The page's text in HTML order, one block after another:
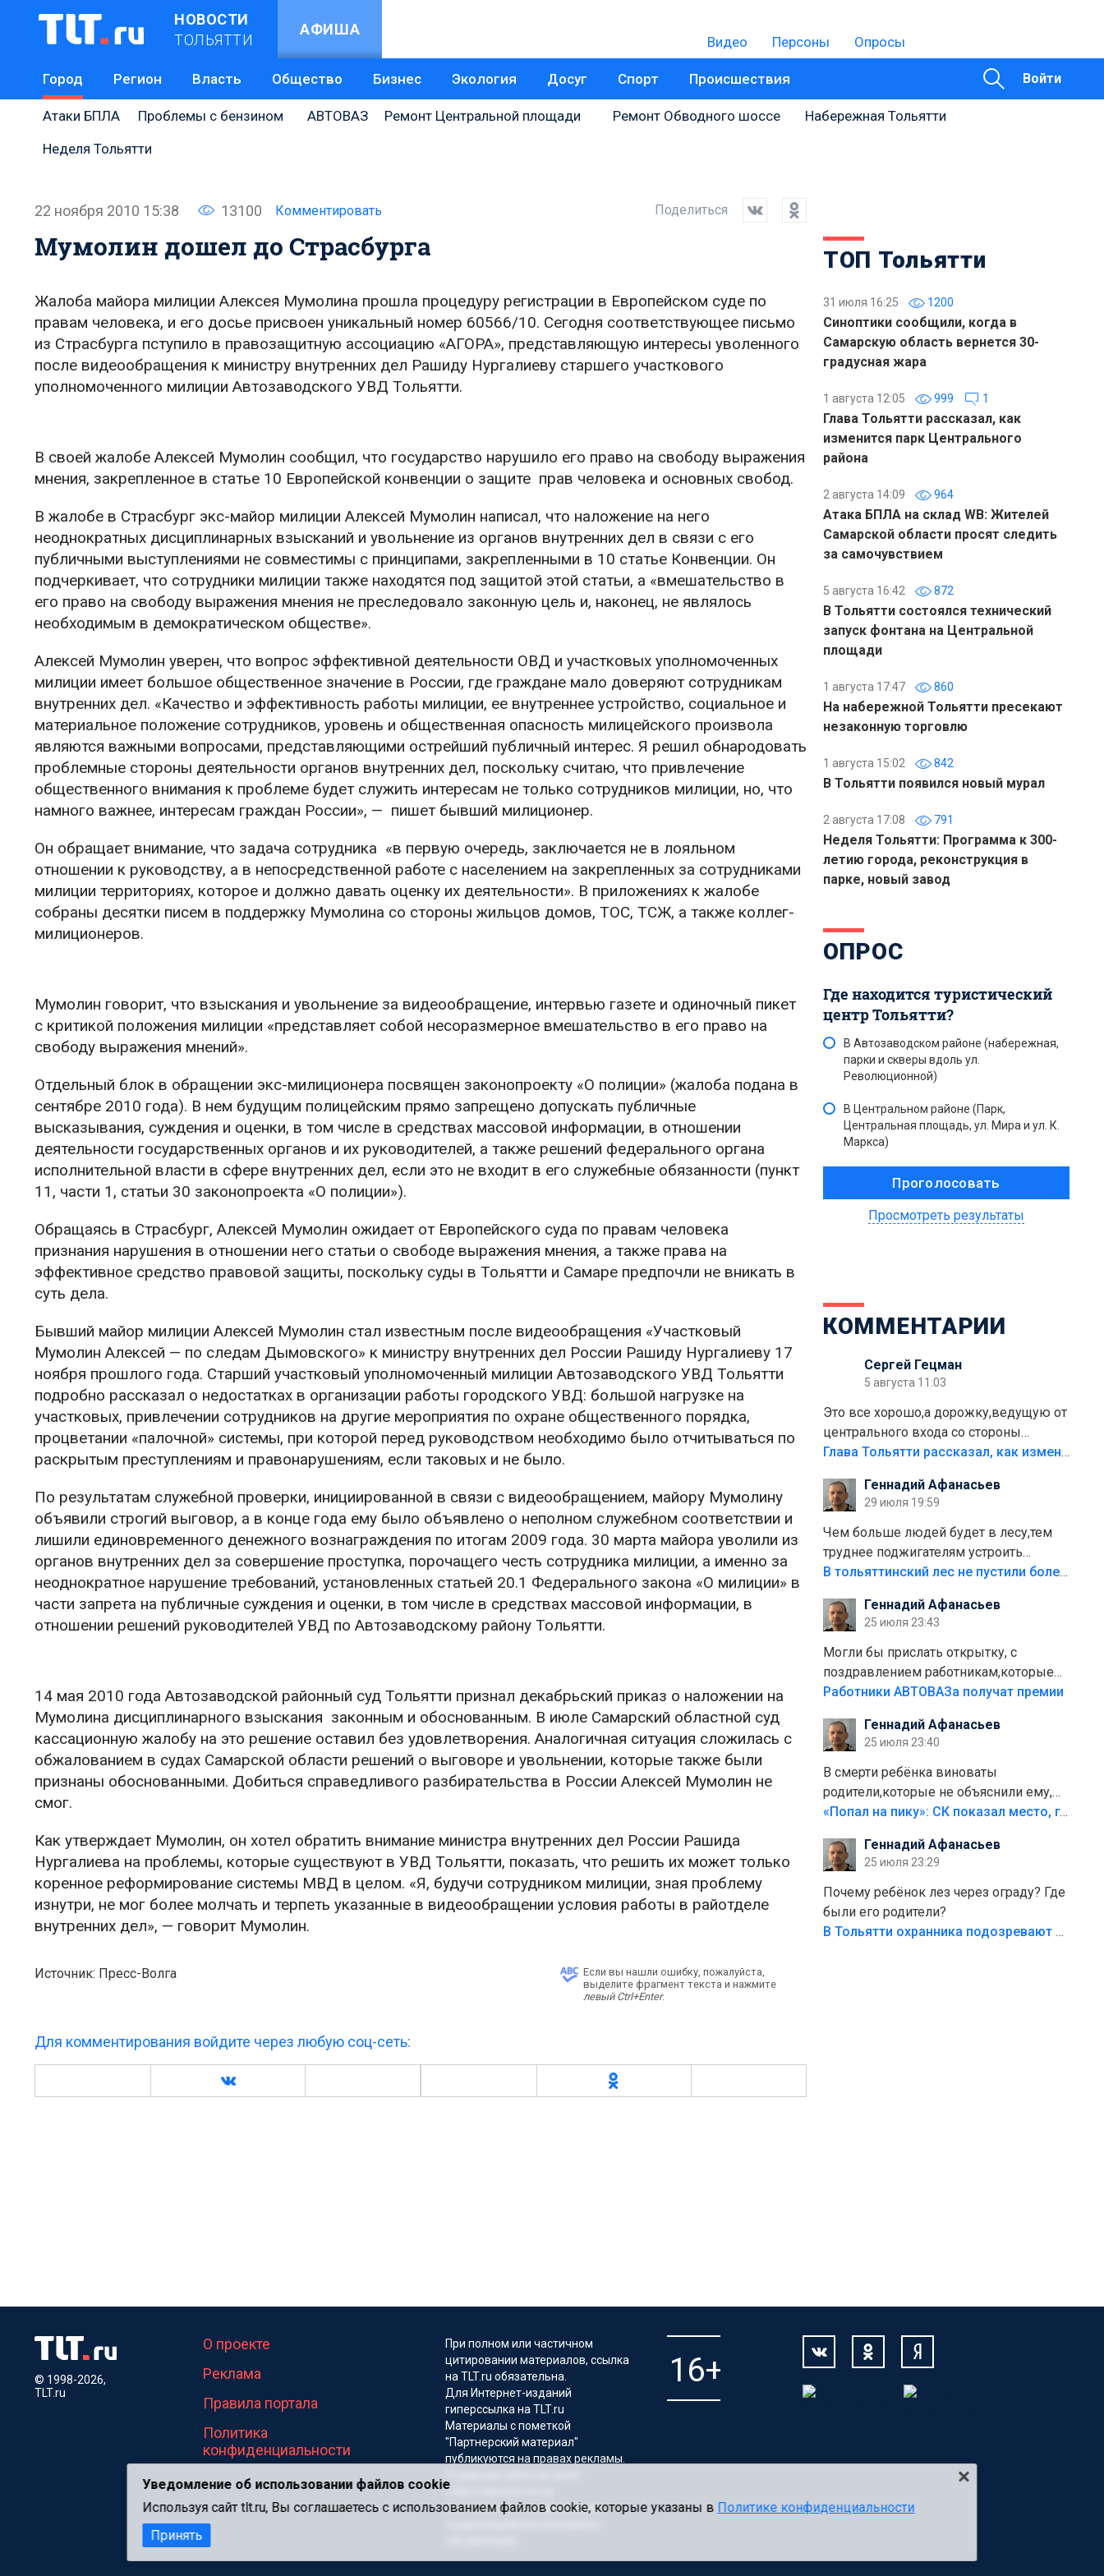
НОВОСТИ
ТОЛЬЯТТИ
АФИША
Видео Персоны Опросы
Город Регион Власть Общество Бизнес Экология Досуг Спорт Происшествия Войти
Атаки БПЛА Проблемы с бензином АВТОВАЗ Ремонт Центральной площади Ремонт Обводного шоссе
Набережная Тольятти
Неделя Тольятти
22 ноября 2010 15:38 13100 Комментировать Поделиться
Мумолин дошел до Страсбурга
Жалоба майора милиции Алексея Мумолина прошла процедуру регистрации в Европейском суде по
правам человека, и его досье присвоен уникальный номер 60566/10. Сегодня соответствующее письмо
из Страсбурга пступило в правозащитную ассоциацию «АГОРА», представляющую интересы уволенного
после видеообращения к министру внутренних дел Рашиду Нургалиеву старшего участкового
уполномоченного милиции Автозаводского УВД Тольятти.
В своей жалобе Алексей Мумолин сообщил, что государство нарушило его право на свободу выражения
мнения, закрепленное в статье 10 Европейской конвенции о защите прав человека и основных свобод.
В жалобе в Страсбург экс-майор милиции Алексей Мумолин написал, что наложение на него
неоднократных дисциплинарных взысканий и увольнение из органов внутренних дел в связи с его
публичными выступлениями не совместимы с принципами, закрепленными в 10 статье Конвенции. Он
подчеркивает, что сотрудники милиции также находятся под защитой этой статьи, а «вмешательство в
его право на свободу выражения мнения не преследовало законную цель и, наконец, не являлось
необходимым в демократическом обществе».
Алексей Мумолин уверен, что вопрос эффективной деятельности ОВД и участковых уполномоченных
милиции имеет большое общественное значение в России, где граждане мало доверяют сотрудникам
внутренних дел. «Качество и эффективность работы милиции, ее внутреннее устройство, социальное и
материальное положение сотрудников, уровень и общественная опасность милицейского произвола
являются важными вопросами, представляющими острейший публичный интерес. Я решил обнародовать
проблемные стороны деятельности органов внутренних дел, поскольку считаю, что привлечение
общественного внимания к проблеме будет служить интересам не только сотрудников милиции, но, что
намного важнее, интересам граждан России», — пишет бывший милиционер.
Он обращает внимание, что задача сотрудника «в первую очередь, заключается не в лояльном
отношении к руководству, а в непосредственной работе с населением на закрепленных за сотрудниками
милиции территориях, которое и должно давать оценку их деятельности». В приложениях к жалобе
собраны десятки писем в поддержку Мумолина со стороны жильцов домов, ТОС, ТСЖ, а также коллег-
милиционеров.
Мумолин говорит, что взыскания и увольнение за видеообращение, интервью газете и одиночный пикет
с критикой положения милиции «представляет собой несоразмерное вмешательство в его право на
свободу выражения мнений».
Отдельный блок в обращении экс-милиционера посвящен законопроекту «О полиции» (жалоба подана в
сентябре 2010 года). В нем будущим полицейским прямо запрещено допускать публичные
высказывания, суждения и оценки, в том числе в средствах массовой информации, в отношении
деятельности государственных органов и их руководителей, а также решений федерального органа
исполнительной власти в сфере внутренних дел, если это не входит в его служебные обязанности (пункт
11, части 1, статьи 30 законопроекта «О полиции»).
Обращаясь в Страсбург, Алексей Мумолин ожидает от Европейского суда по правам человека
признания нарушения в отношении него статьи о свободе выражения мнения, а также права на
эффективное средство правовой защиты, поскольку суды в Тольятти и Самаре предпочли не вникать в
суть дела.
Бывший майор милиции Алексей Мумолин стал известным после видеообращения «Участковый
Мумолин Алексей — по следам Дымовского» к министру внутренних дел России Рашиду Нургалиеву 17
ноября прошлого года. Старший участковый уполномоченный милиции Автозаводского УВД Тольятти
подробно рассказал о недостатках в организации работы городского УВД: большой нагрузке на
участковых, привлечении сотрудников на другие мероприятия по охране общественного порядка,
процветании «палочной» системы, при которой перед руководством необходимо было отчитываться по
раскрытым преступлениям и правонарушениям, если таковых и не было.
По результатам служебной проверки, инициированной в связи с видеообращением, майору Мумолину
объявили строгий выговор, а в конце года ему было объявлено о неполном служебном соответствии и
лишили единовременного денежного вознаграждения по итогам 2009 года. 30 марта майора уволили из
органов внутренних дел за совершение проступка, порочащего честь сотрудника милиции, а именно за
неоднократное нарушение требований, установленных статьей 20.1 Федерального закона «О милиции» в
части запрета на публичные суждения и оценки, в том числе в средствах массовой информации, в
отношении решений руководителей УВД по Автозаводскому району Тольятти.
14 мая 2010 года Автозаводской районный суд Тольятти признал декабрьский приказ о наложении на
Мумолина дисциплинарного взыскания законным и обоснованным. В июле Самарский областной суд
кассационную жалобу на это решение оставил без удовлетворения. Аналогичная ситуация сложилась с
обжалованием в судах Самарской области решений о выговоре и увольнении, которые также были
признаны обоснованными. Добиться справедливого разбирательства в России Алексей Мумолин не
смог.
Как утверждает Мумолин, он хотел обратить внимание министра внутренних дел России Рашида
Нургалиева на проблемы, которые существуют в УВД Тольятти, показать, что решить их может только
коренное реформирование системы МВД в целом. «Я, будучи сотрудником милиции, зная проблему
изнутри, не мог более молчать и терпеть указанные в видеообращении условия работы в райотделе
внутренних дел», — говорит Мумолин.
Источник: Пресс-Волга
Если вы нашли ошибку, пожалуйста,
выделите фрагмент текста и нажмите
левый Ctrl+Enter.
Для комментирования войдите через любую соц-сеть:
ТОП Тольятти
31 июля 16:25 1200
Синоптики сообщили, когда в
Самарскую область вернется 30-
градусная жара
1 августа 12:05 999 1
Глава Тольятти рассказал, как
изменится парк Центрального
района
2 августа 14:09 964
Атака БПЛА на склад WB: Жителей
Самарской области просят следить
за самочувствием
5 августа 16:42 872
В Тольятти состоялся технический
запуск фонтана на Центральной
площади
1 августа 17:47 860
На набережной Тольятти пресекают
незаконную торговлю
1 августа 15:02 842
В Тольятти появился новый мурал
2 августа 17:08 791
Неделя Тольятти: Программа к 300-
летию города, реконструкция в
парке, новый завод
ОПРОС
Где находится туристический
центр Тольятти?
В Автозаводском районе (набережная,
парки и скверы вдоль ул.
Революционной)
В Центральном районе (Парк,
Центральная площадь, ул. Мира и ул. К.
Маркса)
Просмотреть результаты
КОММЕНТАРИИ
Сергей Гецман
5 августа 11:03
Это все хорошо,а дорожку,ведущую от
центрального входа со стороны
кафе"Мираж" к аттракционам слабо
плитки не хватило,т.к.осенью и зимой
лежала в парке и испортилась.Да
еще,видимо,часть украли.
Глава Тольятти рассказал, как изменится парк Центрального района
Геннадий Афанасьев
29 июля 19:59
Чем больше людей будет в лесу,тем
труднее поджигателям устроить
пожар.Тех кто разводит костры,тех
полно стоит,почему водители всё
равно едут в лес? Штрафы мизерные.
В тольяттинский лес не пустили более тысячи автомобилей
Геннадий Афанасьев
25 июля 23:43
Могли бы прислать открытку, с
поздравлением работникам,которые
больше сорока лет отработали на
Работники АВТОВАЗа получат премии
Геннадий Афанасьев
25 июля 23:40
В смерти ребёнка виноваты
родители,которые не объяснили ему,
что такое хорошо и что такое плохо!
безумия,есть же калитка,ворота!
Жалко ребёнка,но он сам выбрал свою
судьбу.
«Попал на пику»: СК показал место, где был смертельно травмирован ребенок в Тольятти
Геннадий Афанасьев
25 июля 23:29
Почему ребёнок лез через ограду? Где
были его родители?
В Тольятти охранника подозревают в причинении смерти ребенку
© 1998-2026,
TLT.ru
О проекте
Реклама
Правила портала
Политика
конфиденциальности
При полном или частичном
цитировании материалов, ссылка
на TLT.ru обязательна.
Для Интернет-изданий
гиперссылка на TLT.ru
Материалы с пометкой
"Партнерский материал"
публикуются на правах рекламы.
ответственности за
достоверность информации,
Уведомление об использовании файлов cookie
Используя сайт tlt.ru, Вы соглашаетесь с использованием файлов cookie, которые указаны в Политике конфиденциальности
Принять